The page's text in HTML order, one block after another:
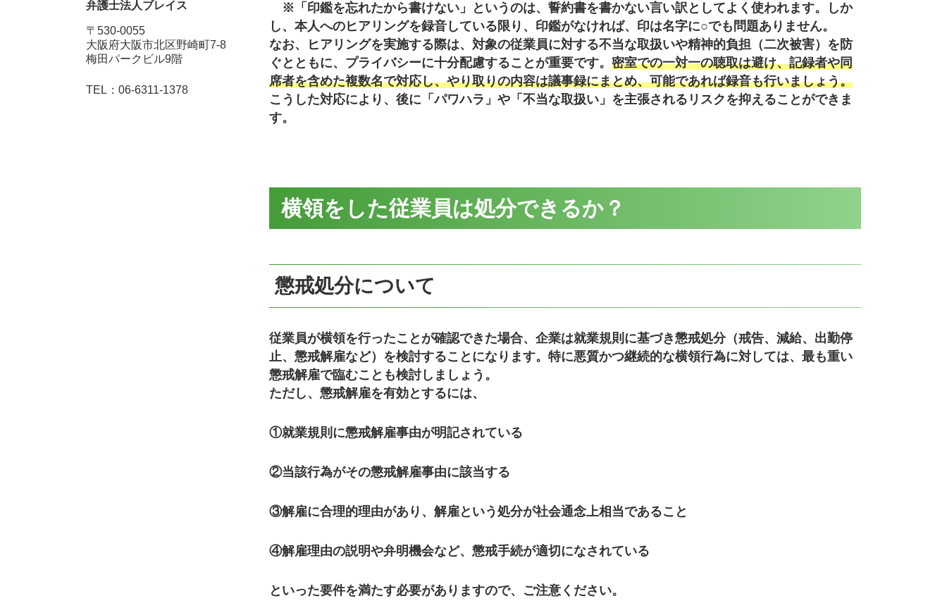
※「印鑑を忘れたから書けない」というのは、誓約書を書かない言い訳としてよく使われます。しか
し、本人へのヒアリングを録音している限り、印鑑がなければ、印は名字に○でも問題ありません。
なお、ヒアリングを実施する際は、対象の従業員に対する不当な取扱いや精神的負担（二次被害）を防
ぐとともに、プライバシーに十分配慮することが重要です。 密室での一対一の聴取は避け、記録者や同
席者を含めた複数名で対応し、やり取りの内容は議事録にまとめ、可能であれば録音も行いましょう。
こうした対応により、後に「パワハラ」や「不当な取扱い」を主張されるリスクを抑えることができま
す。
横領をした従業員は処分できるか？
懲戒処分について
従業員が横領を行ったことが確認できた場合、企業は就業規則に基づき懲戒処分（戒告、減給、出勤停
止、懲戒解雇など）を検討することになります。特に悪質かつ継続的な横領行為に対しては、最も重い
懲戒解雇で臨むことも検討しましょう。
ただし、懲戒解雇を有効とするには、
①就業規則に懲戒解雇事由が明記されている
②当該行為がその懲戒解雇事由に該当する
③解雇に合理的理由があり、解雇という処分が社会通念上相当であること
④解雇理由の説明や弁明機会など、懲戒手続が適切になされている
といった要件を満たす必要がありますので、ご注意ください。
弁護士法人ブレイス
〒530-0055
大阪府大阪市北区野崎町7-8
梅田パークビル9階
06-6311-1378